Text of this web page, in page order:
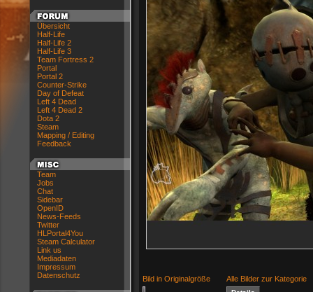
Übersicht
Half-Life
Half-Life 2
Half-Life 3
Team Fortress 2
Portal
Portal 2
Counter-Strike
Day of Defeat
Left 4 Dead
Left 4 Dead 2
Dota 2
Steam
Mapping / Editing
Feedback
Team
Jobs
Chat
Sidebar
OpenID
News-Feeds
Twitter
HLPortal4You
Steam Calculator
Link us
Mediadaten
Impressum
Datenschutz
Bild in Originalgröße Alle Bilder zur Kategorie